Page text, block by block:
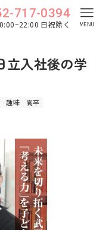
717-0394
日祝除く MENU
立入社後の学
趣味 高卒